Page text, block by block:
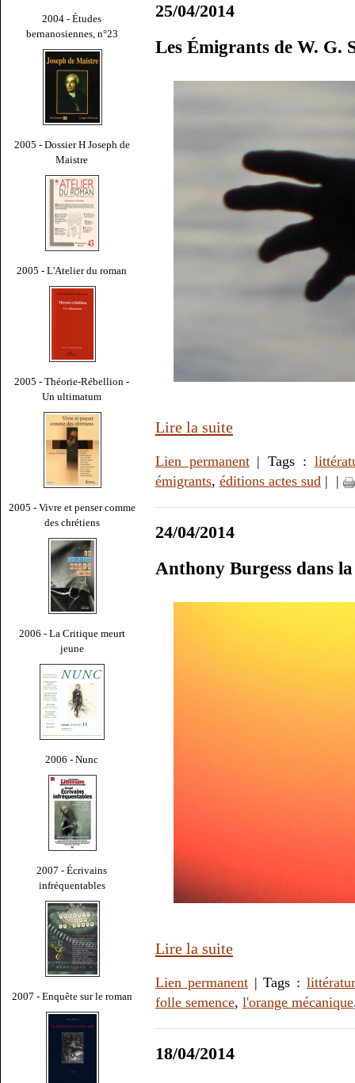
2004 - Études
bernanosiennes, n°23
2005 - Dossier H Joseph de
Maistre
2005 - L'Atelier du roman
2005 - Théorie-Rébellion -
Un ultimatum
2005 - Vivre et penser comme
des chrétiens
2006 - La Critique meurt
jeune
2006 - Nunc
2007 - Écrivains
infréquentables
2007 - Enquête sur le roman
25/04/2014
Les Émigrants de W. G.
Lire la suite
Lien permanent| Tags :
émigrants, éditions actes sud | |
24/04/2014
Anthony Burgess dans
Lire la suite
Lien permanent| Tags :
folle semence, l'orange mécanique
18/04/2014